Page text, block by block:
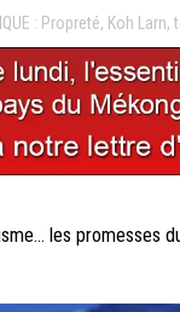
: Propreté, Koh
les promesses